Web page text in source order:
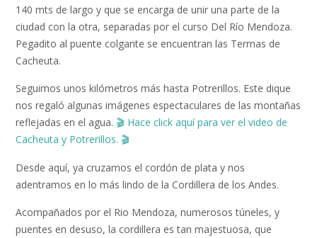
140 mts de largo y que se encarga de unir una parte de la
ciudad con la otra, separadas por el curso Del Río Mendoza.
Pegadito al puente colgante se encuentran las Termas de
Cacheuta.
Seguimos unos kilómetros más hasta Potrerillos. Este dique
nos regaló algunas imágenes espectaculares de las montañas
reflejadas en el agua. 🎬 Hace click aquí para ver el video de
Cacheuta y Potrerillos. 🎬
Desde aquí, ya cruzamos el cordón de plata y nos
adentramos en lo más lindo de la Cordillera de los Andes.
Acompañados por el Rio Mendoza, numerosos túneles, y
puentes en desuso, la cordillera es tan majestuosa, que